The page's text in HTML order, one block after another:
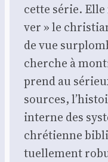
cette série.
ver » le
de vue
cherche à
prend au
sources,
interne des
chré­tienne
tuel­le­ment